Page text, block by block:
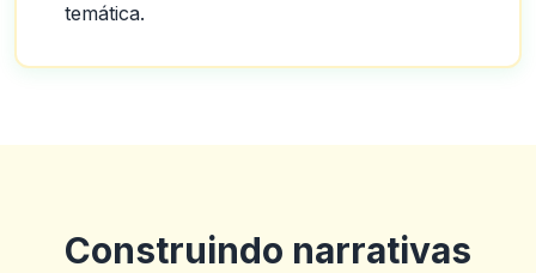
temática.
Construindo narrativas